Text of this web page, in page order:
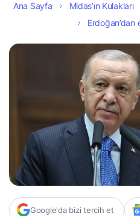
Ana Sayfa Midas’ın Kulakları
Erdoğan’dan
Google'da bizi tercih et